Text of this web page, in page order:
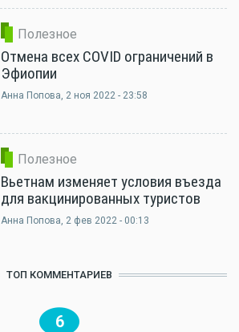
Полезное
Отмена всех COVID ограничений в
Эфиопии
Анна Попова, 2 ноя 2022 - 23:58
Полезное
Вьетнам изменяет условия въезда
для вакцинированных туристов
Анна Попова, 2 фев 2022 - 00:13
ТОП КОММЕНТАРИЕВ
6